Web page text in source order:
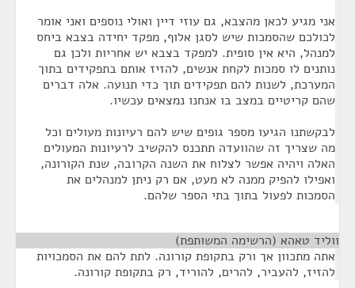
אני מגיע לכאן מהצבא, גם עוזי דיין ואולי נוספים ואני אומר
לכולכם שהסמכות שיש לסגן אלוף, מפקד יחידה בצבא ביחס
למנהל, היא אין סופית. למפקד בצבא יש אחריות ולכן גם
נותנים לו סמכות לקחת אנשים, להזיז אותם בתפקידים בתוך
המערכת, לשנות להם תפקידים תוך כדי תנועה. אלה דברים
שהם קריטיים במצב בו אנחנו נמצאים עכשיו.
לבקשתנו הגיעו מספר גופים שיש להם רעיונות מעולים וכל
מה שצריך זה שהוועדה תתכנס להקשיב לרעיונות המעולים
האלה ויהיה אפשר לצלוח את השנה הקרובה, שנת הקורונה,
ואפילו להפיק ממנה לא מעט, אם רק ניתן למנהלים את
הסמכות לפעול בתוך בתי הספר שלהם.
ווליד טאהא (הרשימה המשותפת)
אתה מתכוון אך ורק בתקופת קורונה. לתת להם את הסמכויות
להזיז, להעביר, להרים, להוריד, רק בתקופת קורונה.